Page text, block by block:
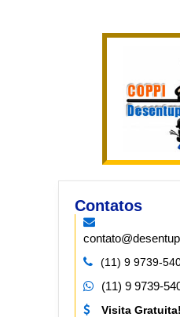
Contatos
(11) 9 9739-
(11) 9 9739-
Visita Gratuita!